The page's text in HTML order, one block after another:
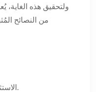
ولتحقيق هذه الغاية،
من النصائح
2. الاستثمار في تقنيات الأتمتة المتقدمة: تسخير قوة الروبوتات والذكاء الاصطناعي لتعزيز سرعة ودقة عمليات صنع الكتل.